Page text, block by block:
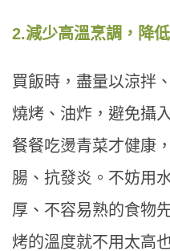
2.減少高溫烹調，降
買飯時，盡量以涼拌
燒烤、油炸，避免攝
餐餐吃燙青菜才健康
腸、抗發炎。不妨用
厚、不容易熟的食物
烤的溫度就不用太高